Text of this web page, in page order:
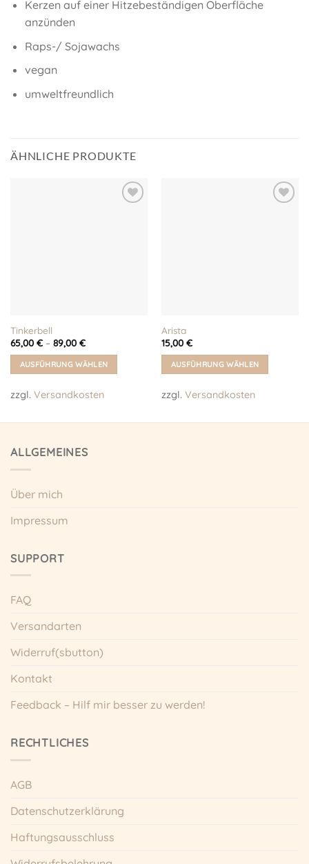
Kerzen auf einer Hitzebeständigen Oberfläche
anzünden
Raps-/ Sojawachs
vegan
umweltfreundlich
ÄHNLICHE PRODUKTE
Tinkerbell
65,00 €– 89,00 €
AUSFÜHRUNG WÄHLEN
Produkt
mehrere
auf.
Die
können
der
gewählt
zzgl. Versandkosten
Arista
15,00 €
AUSFÜHRUNG WÄHLEN
Produkt
mehrere
zzgl. Versandkosten
ALLGEMEINES
Über mich
Impressum
SUPPORT
FAQ
Versandarten
Widerruf(sbutton)
Kontakt
Feedback – Hilf mir besser zu werden!
RECHTLICHES
AGB
Datenschutzerklärung
Haftungsausschluss